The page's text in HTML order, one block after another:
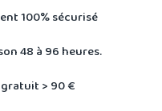
100% sécurisé
48 à 96 heures.
> 90 €